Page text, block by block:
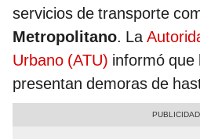
servicios de transporte
Metropolitano. La
Urbano (ATU) informó que
presentan demoras de